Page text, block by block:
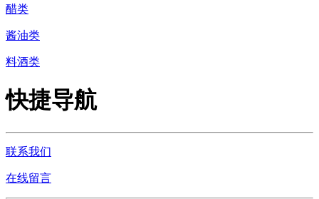
醋类
酱油类
料酒类
快捷导航
联系我们
在线留言